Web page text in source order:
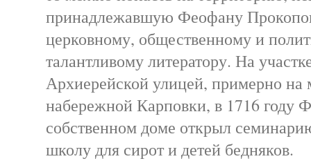
принадлежавшую Феофану
церковному, общественному и
талантливому литератору. На
Архиерейской улицей, примерно на
набережной Карповки, в 1716 году
собственном доме открыл
школу для сирот и детей бедняков.